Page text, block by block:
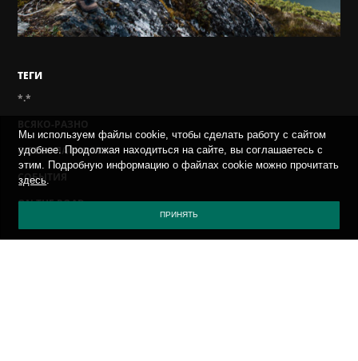
ТЕГИ
*.*
ВСЯКО-РАЗНО
О БЕЗОПАСНОСТИ
СОБЫТИЯ
ON THE ROAD
Мы используем файлы cookie, чтобы сделать работу с сайтом
удобнее. Продолжая находиться на сайте, вы соглашаетесь с
этим. Подробную информацию о файлах cookie можно прочитать
здесь.
ПРИНЯТЬ